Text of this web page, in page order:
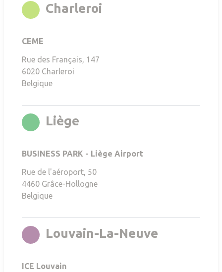
Charleroi
CEME
Rue des Français, 147
6020 Charleroi
Belgique
Liège
BUSINESS PARK - Liège Airport
Rue de l'aéroport, 50
4460 Grâce-Hollogne
Belgique
Louvain-La-Neuve
ICE Louvain